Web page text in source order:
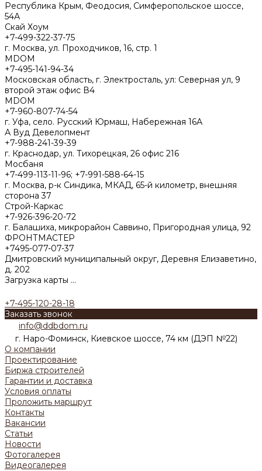
Республика Крым, Феодосия, Симферопольское шоссе,
54А
Скай Хоум
+7-499-322-37-75
г. Москва, ул. Проходчиков, 16, стр. 1
MDOM
+7-495-141-94-34
Московская область, г. Электросталь, ул: Северная ул, 9
второй этаж офис В4
MDOM
+7-960-807-74-54
г. Уфа, село. Русский Юрмаш, Набережная 16А
А Вуд Девелопмент
+7-988-241-39-39
г. Краснодар, ул. Тихорецкая, 26 офис 216
Мосбаня
+7-499-113-11-96; +7-991-588-64-15
г. Москва, р-к Синдика, МКАД, 65-й километр, внешняя
сторона 37
Строй-Каркас
+7-926-396-20-72
г. Балашиха, микрорайон Саввино, Пригородная улица, 92
ФРОНТМАСТЕР
+7495-077-07-37
Дмитровский муниципальный округ, Деревня Елизаветино,
д. 202
Загрузка карты ...
+7-495-120-28-18
Заказать звонок
info@ddbdom.ru
г. Наро-Фоминск, Киевское шоссе, 74 км (ДЭП №22)
О компании
Проектирование
Биржа строителей
Гарантии и доставка
Условия оплаты
Проложить маршрут
Контакты
Вакансии
Статьи
Новости
Фотогалерея
Видеогалерея